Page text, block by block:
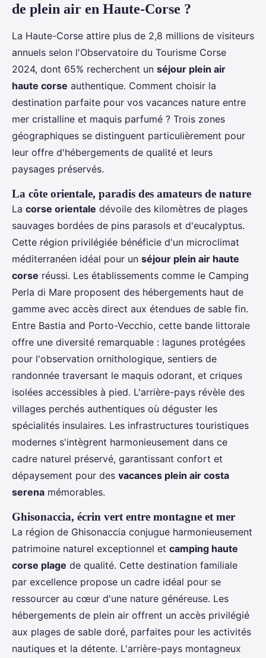
de plein air en Haute-Corse ?
La Haute-Corse attire plus de 2,8 millions de visiteurs
annuels selon l'Observatoire du Tourisme Corse
2024, dont 65% recherchent un séjour plein air
haute corse authentique. Comment choisir la
destination parfaite pour vos vacances nature entre
mer cristalline et maquis parfumé ? Trois zones
géographiques se distinguent particulièrement pour
leur offre d'hébergements de qualité et leurs
paysages préservés.
La côte orientale, paradis des amateurs de nature
La corse orientale dévoile des kilomètres de plages
sauvages bordées de pins parasols et d'eucalyptus.
Cette région privilégiée bénéficie d'un microclimat
méditerranéen idéal pour un séjour plein air haute
corse réussi. Les établissements comme le Camping
Perla di Mare proposent des hébergements haut de
gamme avec accès direct aux étendues de sable fin.
Entre Bastia and Porto-Vecchio, cette bande littorale
offre une diversité remarquable : lagunes protégées
pour l'observation ornithologique, sentiers de
randonnée traversant le maquis odorant, et criques
isolées accessibles à pied. L'arrière-pays révèle des
villages perchés authentiques où déguster les
spécialités insulaires. Les infrastructures touristiques
modernes s'intègrent harmonieusement dans ce
cadre naturel préservé, garantissant confort et
dépaysement pour des vacances plein air costa
serena mémorables.
Ghisonaccia, écrin vert entre montagne et mer
La région de Ghisonaccia conjugue harmonieusement
patrimoine naturel exceptionnel et camping haute
corse plage de qualité. Cette destination familiale
par excellence propose un cadre idéal pour se
ressourcer au cœur d'une nature généreuse. Les
hébergements de plein air offrent un accès privilégié
aux plages de sable doré, parfaites pour les activités
nautiques et la détente. L'arrière-pays montagneux